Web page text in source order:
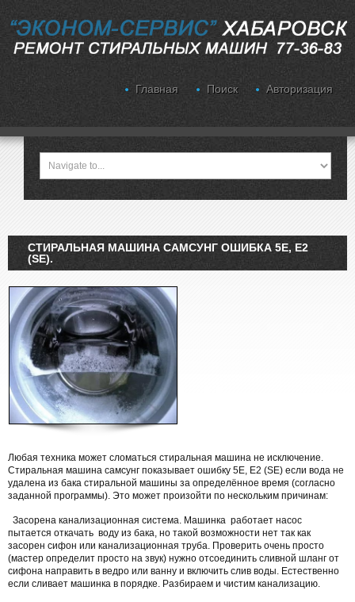
Авторизация
Поиск
Главная
СТИРАЛЬНАЯ МАШИНА САМСУНГ ОШИБКА 5E, E2
(SE).
Любая техника может сломаться стиральная машина не исключение.
Стиральная машина самсунг показывает ошибку 5E, E2 (SE) если вода не
удалена из бака стиральной машины за определённое время (согласно
заданной программы). Это может произойти по нескольким причинам:
Засорена канализационная система. Машинка работает насос
пытается откачать воду из бака, но такой возможности нет так как
засорен сифон или канализационная труба. Проверить очень просто
(мастер определит просто на звук) нужно отсоединить сливной шланг от
сифона направить в ведро или ванну и включить слив воды. Естественно
если сливает машинка в порядке. Разбираем и чистим канализацию.